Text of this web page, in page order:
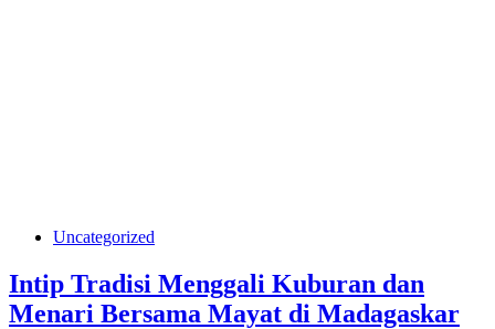
Uncategorized
Intip Tradisi Menggali Kuburan dan
Menari Bersama Mayat di Madagaskar